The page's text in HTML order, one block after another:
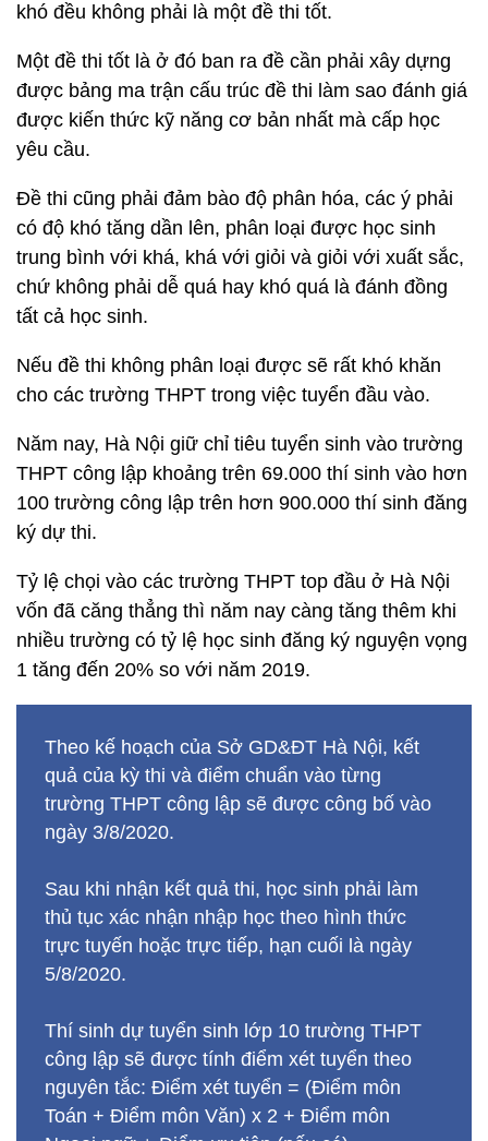
khó đều không phải là một đề thi tốt.
Một đề thi tốt là ở đó ban ra đề cần phải xây dựng
được bảng ma trận cấu trúc đề thi làm sao đánh giá
được kiến thức kỹ năng cơ bản nhất mà cấp học
yêu cầu.
Đề thi cũng phải đảm bào độ phân hóa, các ý phải
có độ khó tăng dần lên, phân loại được học sinh
trung bình với khá, khá với giỏi và giỏi với xuất sắc,
chứ không phải dễ quá hay khó quá là đánh đồng
tất cả học sinh.
Nếu đề thi không phân loại được sẽ rất khó khăn
cho các trường THPT trong việc tuyển đầu vào.
Năm nay, Hà Nội giữ chỉ tiêu tuyển sinh vào trường
THPT công lập khoảng trên 69.000 thí sinh vào hơn
100 trường công lập trên hơn 900.000 thí sinh đăng
ký dự thi.
Tỷ lệ chọi vào các trường THPT top đầu ở Hà Nội
vốn đã căng thẳng thì năm nay càng tăng thêm khi
nhiều trường có tỷ lệ học sinh đăng ký nguyện vọng
1 tăng đến 20% so với năm 2019.
Theo kế hoạch của Sở GD&ĐT Hà Nội, kết
quả của kỳ thi và điểm chuẩn vào từng
trường THPT công lập sẽ được công bố vào
ngày 3/8/2020.
Sau khi nhận kết quả thi, học sinh phải làm
thủ tục xác nhận nhập học theo hình thức
trực tuyến hoặc trực tiếp, hạn cuối là ngày
5/8/2020.
Thí sinh dự tuyển sinh lớp 10 trường THPT
công lập sẽ được tính điểm xét tuyển theo
nguyên tắc: Điểm xét tuyển = (Điểm môn
Toán + Điểm môn Văn) x 2 + Điểm môn